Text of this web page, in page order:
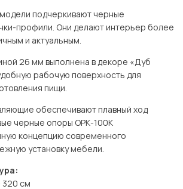
подчеркивают черные
профили. Они делают интерьер более
и актуальным.
26 мм выполнена в декоре «Дуб
рабочую поверхность для
пищи.
обеспечивают плавный ход
черные опоры ОРК-100К
концепцию современного
установку мебели.
см